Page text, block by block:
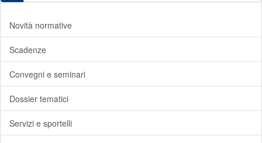
Novità normative
Scadenze
Convegni e seminari
Dossier tematici
Servizi e sportelli